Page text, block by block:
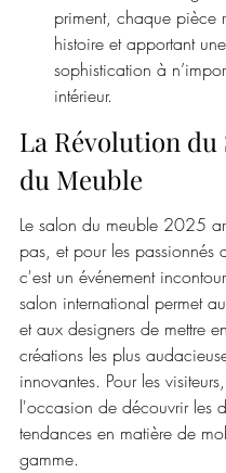
priment, chaque pièce
histoire et apportant
sophistication à
intérieur.
La Révolution du
du Meuble
Le salon du meuble 2025
pas, et pour les passionnés
c'est un événement
salon international permet
et aux designers de mettre
créations les plus
innovantes. Pour les
l'occasion de découvrir les
tendances en matière de
gamme.